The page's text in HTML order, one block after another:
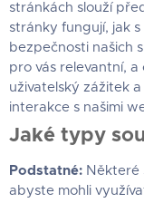
stránkách slouží
stránky fungují, jak
bezpečnosti našich
pro vás relevantní, a
uživatelský zážitek
interakce s našimi
Jaké typy
Podstatné: Některé
abyste mohli